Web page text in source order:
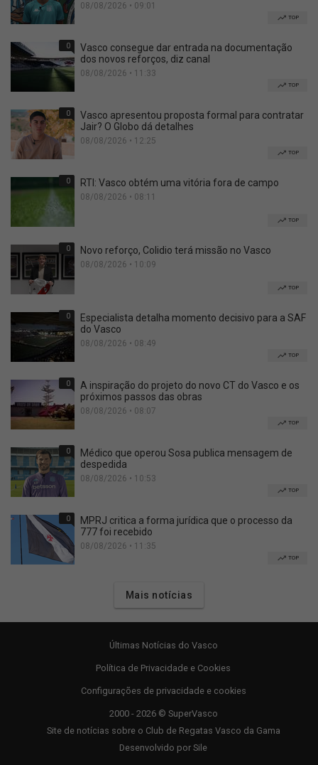
08/08/2026 • 09:01
TOP
0
Vasco consegue dar entrada na documentação
dos novos reforços, diz canal
08/08/2026 • 11:33
TOP
0
Vasco apresentou proposta formal para contratar
Jair? O Globo dá detalhes
08/08/2026 • 12:25
TOP
0 RTI: Vasco obtém uma vitória fora de campo
08/08/2026 • 08:11
TOP
0 Novo reforço, Colidio terá missão no Vasco
08/08/2026 • 10:09
TOP
0
Especialista detalha momento decisivo para a SAF
do Vasco
08/08/2026 • 08:49
TOP
0
A inspiração do projeto do novo CT do Vasco e os
próximos passos das obras
08/08/2026 • 08:07
TOP
0
Médico que operou Sosa publica mensagem de
despedida
08/08/2026 • 10:53
TOP
0
MPRJ critica a forma jurídica que o processo da
777 foi recebido
08/08/2026 • 11:35
TOP
Mais notícias
Últimas Notícias do Vasco
Política de Privacidade e Cookies
Configurações de privacidade e cookies
2000 - 2026 © SuperVasco
Site de notícias sobre o Club de Regatas Vasco da Gama
Desenvolvido por Sile